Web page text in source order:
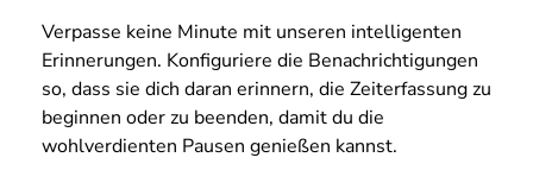
Verpasse keine Minute mit unseren intelligenten
Erinnerungen. Konfiguriere die Benachrichtigungen
so, dass sie dich daran erinnern, die Zeiterfassung zu
beginnen oder zu beenden, damit du die
wohlverdienten Pausen genießen kannst.